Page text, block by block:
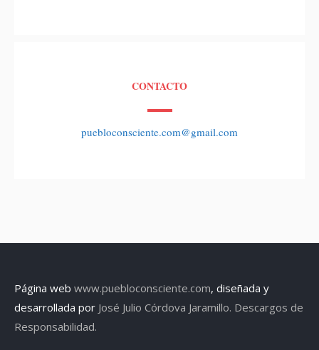
CONTACTO
puebloconsciente.com@gmail.com
Página web www.puebloconsciente.com, diseñada y
desarrollada por José Julio Córdova Jaramillo. Descargos de
Responsabilidad.